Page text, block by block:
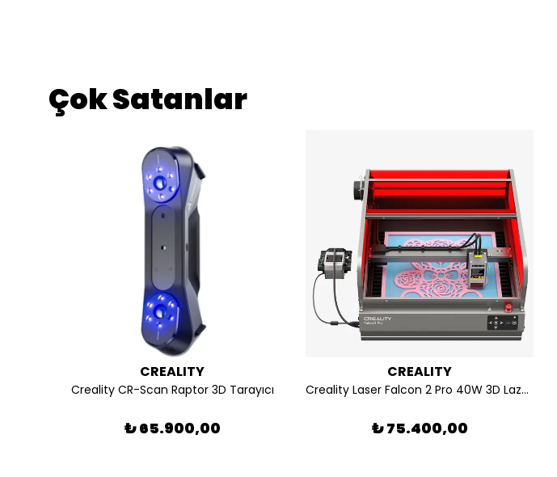
Çok Satanlar
CREALITY
Creality CR-Scan Raptor 3D Tarayıcı
₺ 65.900,00
CREALITY
Creality Laser Falcon 2 Pro 40W 3D Lazer Oyma Makinesi
₺ 75.400,00